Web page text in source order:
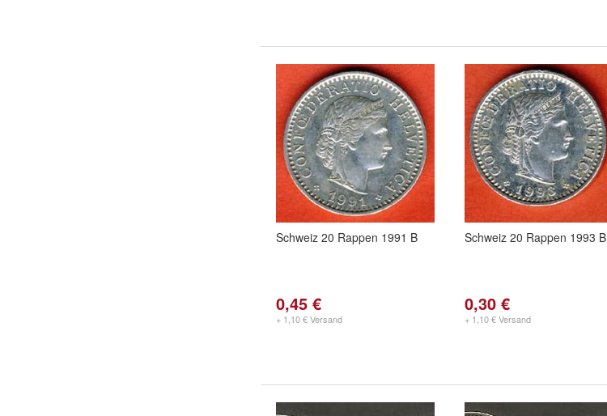
Schweiz 20 Rappen 1991 B
0,45 €
+ 1,10 € Versand
Schweiz 20 Rappen 1993 B
0,30 €
+ 1,10 € Versand